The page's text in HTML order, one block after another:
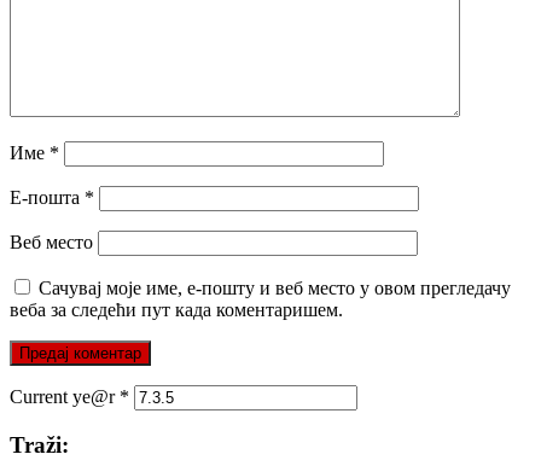
Име *
Е-пошта *
Веб место
Сачувај моје име, е-пошту и веб место у овом прегледачу
веба за следећи пут када коментаришем.
Current ye@r *
Traži: